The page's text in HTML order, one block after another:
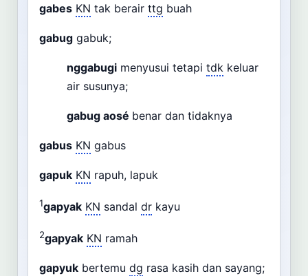
gabes KN tak berair ttg buah
gabug gabuk;
nggabugi menyusui tetapi tdk keluar
air susunya;
gabug aosé benar dan tidaknya
gabus KN gabus
gapuk KN rapuh, lapuk
1gapyak KN sandal dr kayu
2gapyak KN ramah
gapyuk bertemu dg rasa kasih dan sayang;